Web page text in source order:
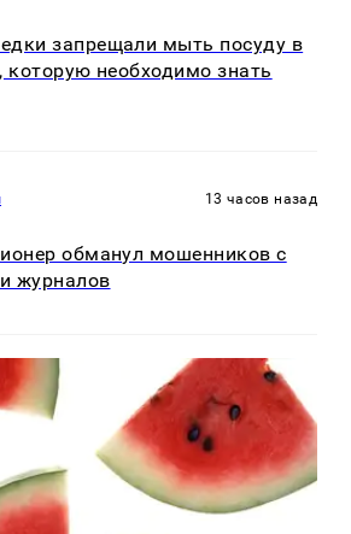
запрещали мыть посуду в
которую необходимо знать
13 часов назад
обманул мошенников с
журналов